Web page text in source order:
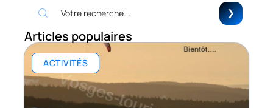
Articles populaires
ACTIVITÉS